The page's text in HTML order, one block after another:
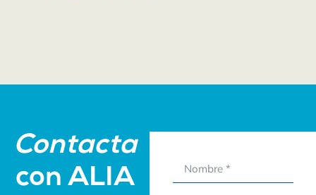
Contacta
con ALIA